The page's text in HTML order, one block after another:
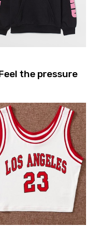
Feel the pressure